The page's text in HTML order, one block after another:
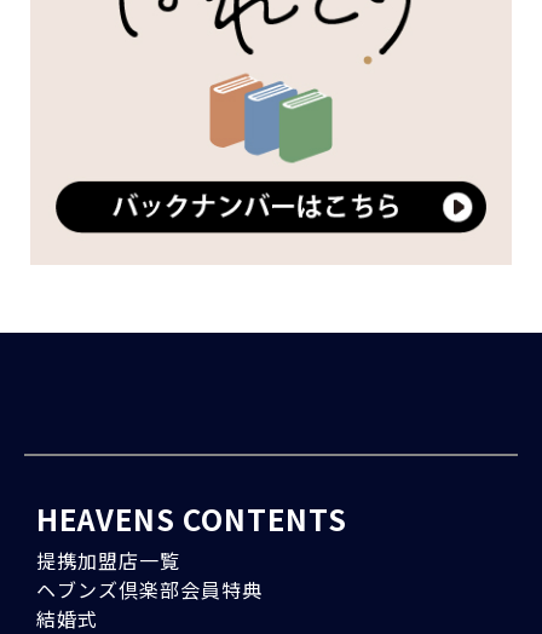
HEAVENS CONTENTS
提携加盟店一覧
ヘブンズ倶楽部会員特典
結婚式